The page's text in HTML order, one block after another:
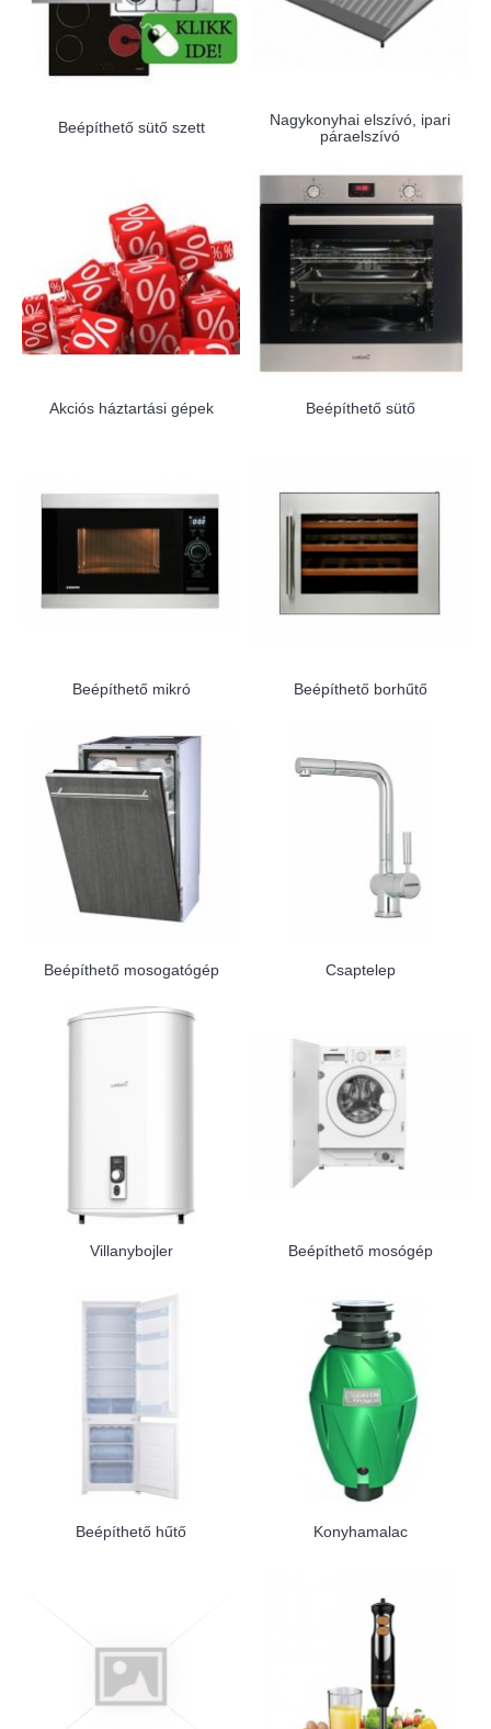
Beépíthető sütő szett
Nagykonyhai elszívó, ipari
páraelszívó
Akciós háztartási gépek Beépíthető sütő
Beépíthető mikró Beépíthető borhűtő
Beépíthető mosogatógép Csaptelep
Villanybojler Beépíthető mosógép
Beépíthető hűtő Konyhamalac